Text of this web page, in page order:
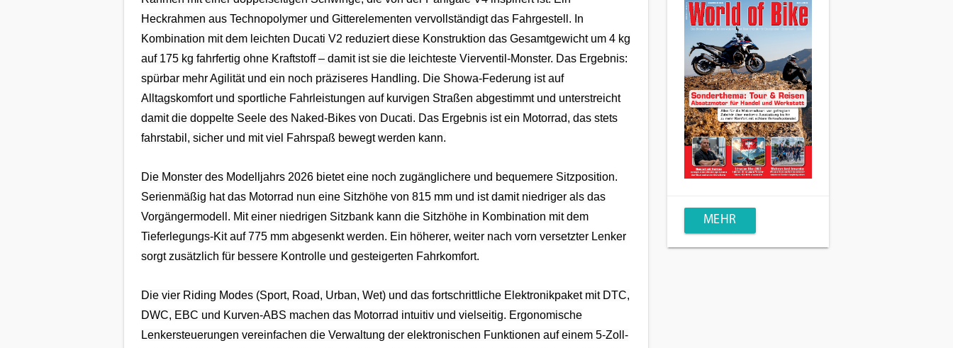
Heckrahmen aus Technopolymer und Gitterelementen vervollständigt das Fahrgestell. In
Kombination mit dem leichten Ducati V2 reduziert diese Konstruktion das Gesamtgewicht um 4 kg
auf 175 kg fahrfertig ohne Kraftstoff – damit ist sie die leichteste Vierventil-Monster. Das Ergebnis:
spürbar mehr Agilität und ein noch präziseres Handling. Die Showa-Federung ist auf
Alltagskomfort und sportliche Fahrleistungen auf kurvigen Straßen abgestimmt und unterstreicht
damit die doppelte Seele des Naked-Bikes von Ducati. Das Ergebnis ist ein Motorrad, das stets
fahrstabil, sicher und mit viel Fahrspaß bewegt werden kann.
Die Monster des Modelljahrs 2026 bietet eine noch zugänglichere und bequemere Sitzposition.
Serienmäßig hat das Motorrad nun eine Sitzhöhe von 815 mm und ist damit niedriger als das
Vorgängermodell. Mit einer niedrigen Sitzbank kann die Sitzhöhe in Kombination mit dem
Tieferlegungs-Kit auf 775 mm abgesenkt werden. Ein höherer, weiter nach vorn versetzter Lenker
sorgt zusätzlich für bessere Kontrolle und gesteigerten Fahrkomfort.
Die vier Riding Modes (Sport, Road, Urban, Wet) und das fortschrittliche Elektronikpaket mit DTC,
DWC, EBC und Kurven-ABS machen das Motorrad intuitiv und vielseitig. Ergonomische
Lenkersteuerungen vereinfachen die Verwaltung der elektronischen Funktionen auf einem 5-Zoll-
MEHR